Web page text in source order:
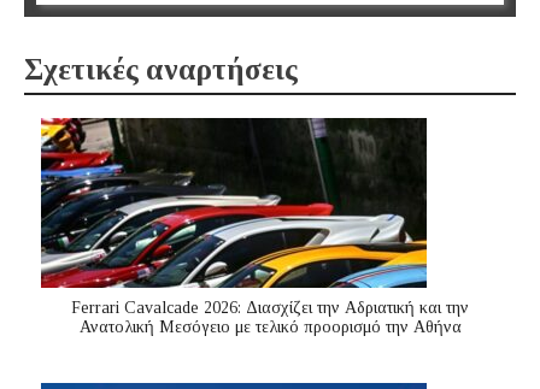
Σχετικές αναρτήσεις
Ferrari Cavalcade 2026: Διασχίζει την Αδριατική και την
Ανατολική Μεσόγειo με τελικό προορισμό την Αθήνα